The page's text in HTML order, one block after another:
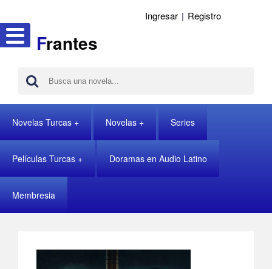
Frantes
Ingresar | Registro
Novelas Turcas Novelas Series
Películas Turcas Doramas en Audio Latino
Membresia